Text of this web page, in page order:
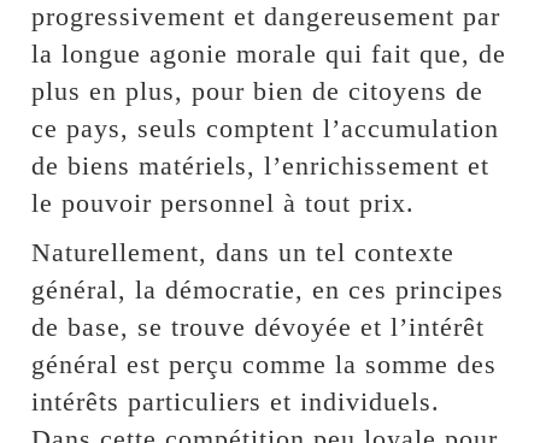
progressivement et dangereusement par
la longue agonie morale qui fait que, de
plus en plus, pour bien de citoyens de
ce pays, seuls comptent l’accumulation
de biens matériels, l’enrichissement et
le pouvoir personnel à tout prix.
Naturellement, dans un tel contexte
général, la démocratie, en ces principes
de base, se trouve dévoyée et l’intérêt
général est perçu comme la somme des
intérêts particuliers et individuels.